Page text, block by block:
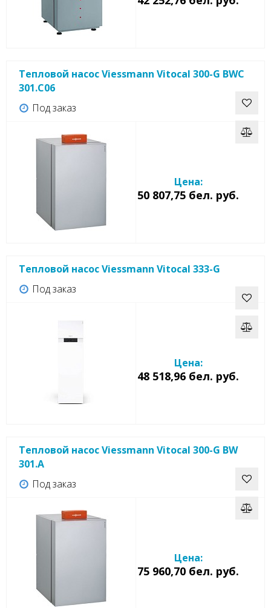
Под заказ
Тепловой насос Viessmann Vitocal 300-G BWC
301.C06
Цена:
50 807,75 бел. руб.
Под заказ
Тепловой насос Viessmann Vitocal 333-G
Цена:
48 518,96 бел. руб.
Под заказ
Тепловой насос Viessmann Vitocal 300-G BW
301.A
Цена:
75 960,70 бел. руб.